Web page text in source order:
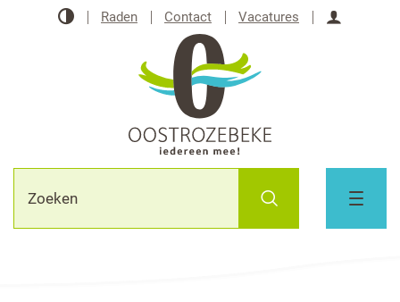
Naar
inhoud
Hoog
Raden Contact
Vacatures
kunnen
MENU